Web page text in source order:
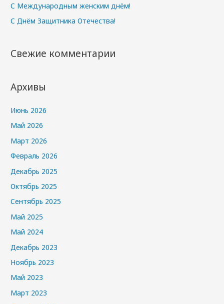
С Международным женским днём!
С Днём Защитника Отечества!
Свежие комментарии
Архивы
Июнь 2026
Май 2026
Март 2026
Февраль 2026
Декабрь 2025
Октябрь 2025
Сентябрь 2025
Май 2025
Май 2024
Декабрь 2023
Ноябрь 2023
Май 2023
Март 2023